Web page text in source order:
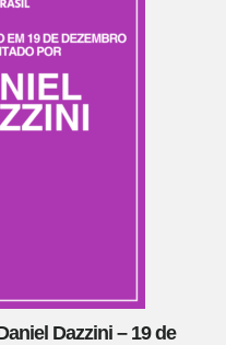
Dazzini – 19 de